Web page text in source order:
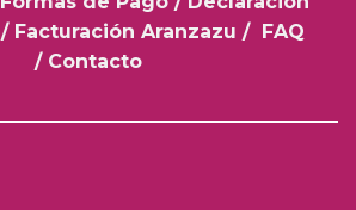
/ Facturación Aranzazu /
FAQ
/ Contacto